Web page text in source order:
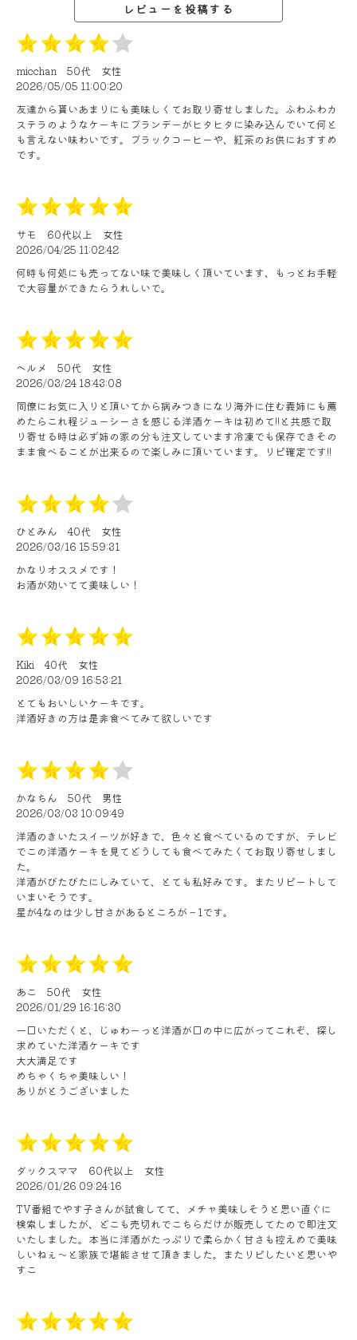
レビューを投稿する
micchan 50代
女性
2026/05/05 11:00:20
友達から貰いあまりにも美味しくてお取り寄せしました。ふわふわカ
ステラのようなケーキにブランデーがヒタヒタに染み込んでいて何と
も言えない味わいです。ブラックコーヒーや、紅茶のお供におすすめ
です。
サモ 60代以上
女性
2026/04/25 11:02:42
何時も何処にも売ってない味で美味しく頂いています、もっとお手軽
で大容量ができたらうれしいで。
ヘルメ 50代
女性
2026/03/24 18:43:08
同僚にお気に入りと頂いてから病みつきになり海外に住む義姉にも薦
めたらこれ程ジューシーさを感じる洋酒ケーキは初めて!!と共感で取
り寄せる時は必ず姉の家の分も注文しています冷凍でも保存できその
まま食べることが出来るので楽しみに頂いています。リピ確定です!!
ひとみん 40代
女性
2026/03/16 15:59:31
かなりオススメです！
お酒が効いてて美味しい！
Kiki 40代
女性
2026/03/09 16:53:21
とてもおいしいケーキです。
洋酒好きの方は是非食べてみて欲しいです
かなちん 50代
男性
2026/03/03 10:09:49
洋酒のきいたスイーツが好きで、色々と食べているのですが、テレビ
でこの洋酒ケーキを見てどうしても食べてみたくてお取り寄せしまし
た。
洋酒がびたびたにしみていて、とても私好みです。またリピートして
いまいそうです。
星が4なのは少し甘さがあるところが－1です。
あこ 50代
女性
2026/01/29 16:16:30
一口いただくと、じゅわーっと洋酒が口の中に広がってこれぞ、探し
求めていた洋酒ケーキです
大大満足です
めちゃくちゃ美味しい！
ありがとうございました
ダックスママ 60代以上
女性
2026/01/26 09:24:16
TV番組でやす子さんが試食してて、メチャ美味しそうと思い直ぐに
検索しましたが、どこも売切れでこちらだけが販売してたので即注文
いたしました。本当に洋酒がたっぷりで柔らかく甘さも控えめで美味
しいねぇ～と家族で堪能させて頂きました。またリピしたいと思いや
すこ